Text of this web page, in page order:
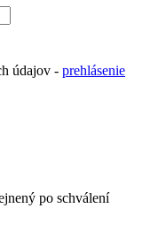
údajov - prehlásenie
po schválení